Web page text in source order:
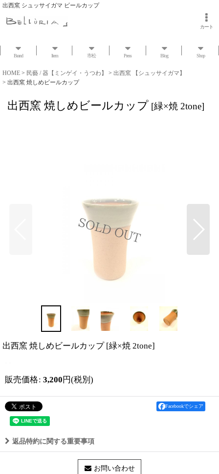
出西窯 シュッサイガマ ビールカップ
カート
Brand Item 市松 Press Blog Shop
HOME > 民藝 / 器【ミンゲイ・うつわ】 > 出西窯 【シュッサイガマ】
> 出西窯 焼しめビールカップ
出西窯 焼しめビールカップ [緑×焼 2tone]
出西窯 焼しめビールカップ [緑×焼 2tone]
販売価格: 3,200 円(税別)
Facebookでシェア
返品特約に関する重要事項
お問い合わせ